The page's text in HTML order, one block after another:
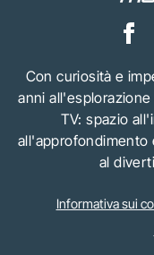
Con curiosità e
anni
TV: spazio
all'approfondimento
al
Informativa sui